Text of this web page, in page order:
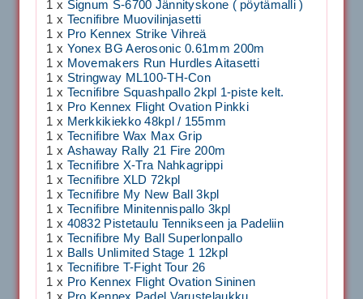
1 x Signum S-6700 Jännityskone ( pöytämalli )
1 x Tecnifibre Muovilinjasetti
1 x Pro Kennex Strike Vihreä
1 x Yonex BG Aerosonic 0.61mm 200m
1 x Movemakers Run Hurdles Aitasetti
1 x Stringway ML100-TH-Con
1 x Tecnifibre Squashpallo 2kpl 1-piste kelt.
1 x Pro Kennex Flight Ovation Pinkki
1 x Merkkikiekko 48kpl / 155mm
1 x Tecnifibre Wax Max Grip
1 x Ashaway Rally 21 Fire 200m
1 x Tecnifibre X-Tra Nahkagrippi
1 x Tecnifibre XLD 72kpl
1 x Tecnifibre My New Ball 3kpl
1 x Tecnifibre Minitennispallo 3kpl
1 x 40832 Pistetaulu Tennikseen ja Padeliin
1 x Tecnifibre My Ball Superlonpallo
1 x Balls Unlimited Stage 1 12kpl
1 x Tecnifibre T-Fight Tour 26
1 x Pro Kennex Flight Ovation Sininen
1 x Pro Kennex Padel Varustelaukku